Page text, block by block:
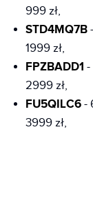
999 zł,
STD4MQ7B
1999 zł,
FPZBADD1 -
2999 zł,
FU5QILC6 -
3999 zł,